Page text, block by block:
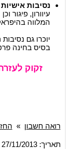
נסיבות אישיות
עיוורון, פיגור
המלווה
יוכרו גם
בסיס בחינה
זקוק
רואה חשבון »
תאריך: 27/11/2013 16:00